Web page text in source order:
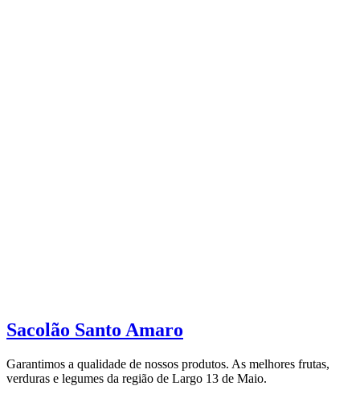
Sacolão Santo Amaro
Garantimos a qualidade de nossos produtos. As melhores frutas,
verduras e legumes da região de Largo 13 de Maio.